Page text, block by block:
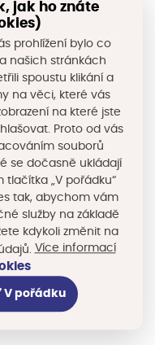
období i o
sociálního
energetiky a
nutnost
aby se nová
do praxe.
KHK osvědčila
územních partnerů
mezi státní
Posílení její role
krokem při dalším
v oblasti
jak ho znáte
prohlížení bylo co
našich stránkách
spoustu klikání a
na věci, které vás
na které jste
Proto od vás
souborů
se dočasně ukládají
tlačítka „V pořádku“
tak, abychom vám
služby na základě
kdykoli změnit na
Více informací
V pořádku